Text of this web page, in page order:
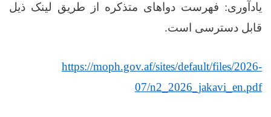
یادآوری: فهرست دواهای متذکره از طریق لینک ذیل
قابل دسترسی است.
https://moph.gov.af/sites/default/files/2026-
07/n2_2026_jakavi_en.pdf